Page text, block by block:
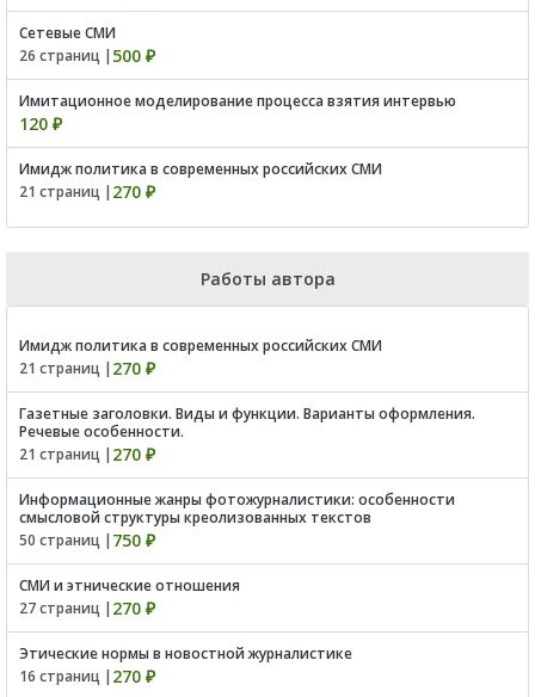
Сетевые СМИ
26 страниц | 500 ₽
Имитационное моделирование процесса взятия интервью
120 ₽
Имидж политика в современных российских СМИ
21 страниц | 270 ₽
Работы автора
Имидж политика в современных российских СМИ
21 страниц | 270 ₽
Газетные заголовки. Виды и функции. Варианты оформления.
Речевые особенности.
21 страниц | 270 ₽
Информационные жанры фотожурналистики: особенности
смысловой структуры креолизованных текстов
50 страниц | 750 ₽
СМИ и этнические отношения
27 страниц | 270 ₽
Этические нормы в новостной журналистике
16 страниц | 270 ₽